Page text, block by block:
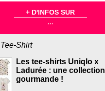
+ D'INFOS SUR
...
Tee-Shirt
Les tee-shirts Uniqlo x
Ladurée : une collection
gourmande !